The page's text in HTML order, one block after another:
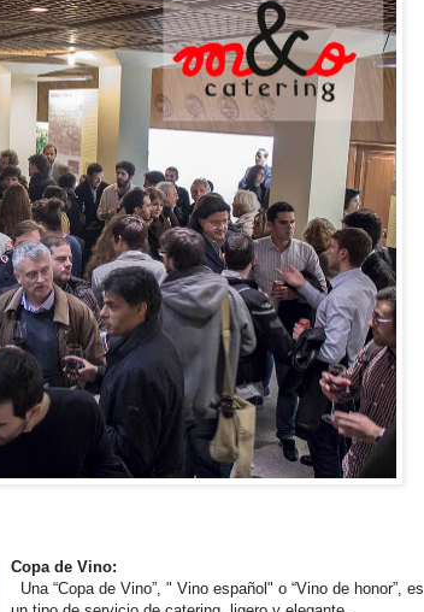
Copa de Vino:
Una “Copa de Vino”, " Vino español" o “Vino de honor”, es